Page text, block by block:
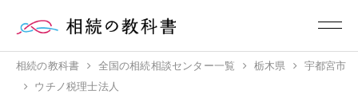
相続の教科書 全国の相続相談センター一覧 栃木県
宇都宮市
ウチノ税理士法人